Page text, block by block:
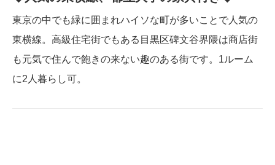
東京の中でも緑に囲まれハイソな町が多いことで人気の
東横線。高級住宅街でもある目黒区碑文谷界隈は商店街
も元気で住んで飽きの来ない趣のある街です。1ルーム
に2人暮らし可。